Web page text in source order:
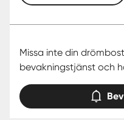
Missa inte din
bevakningstjänst och